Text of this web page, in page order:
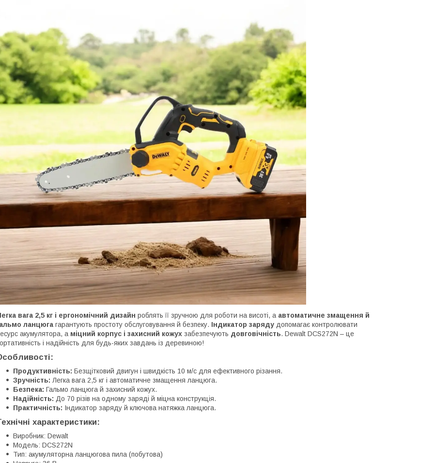
вага 2,5 кг і ергономічний дизайн роблять її зручною для роботи на висоті, а автоматичне змащення й
ланцюга гарантують простоту обслуговування й безпеку. Індикатор заряду допомагає контролювати
акумулятора, а міцний корпус і захисний кожух забезпечують довговічність. Dewalt DCS272N – це
і надійність для будь-яких завдань із деревиною!
Продуктивність: Безщітковий двигун і швидкість 10 м/с для ефективного різання.
Зручність: Легка вага 2,5 кг і автоматичне змащення ланцюга.
Безпека: Гальмо ланцюга й захисний кожух.
Надійність: До 70 різів на одному заряді й міцна конструкція.
Практичність: Індикатор заряду й ключова натяжка ланцюга.
характеристики:
Виробник: Dewalt
Модель: DCS272N
Тип: акумуляторна ланцюгова пила (побутова)